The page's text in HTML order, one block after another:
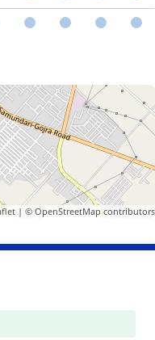
| © OpenStreetMapcontributors